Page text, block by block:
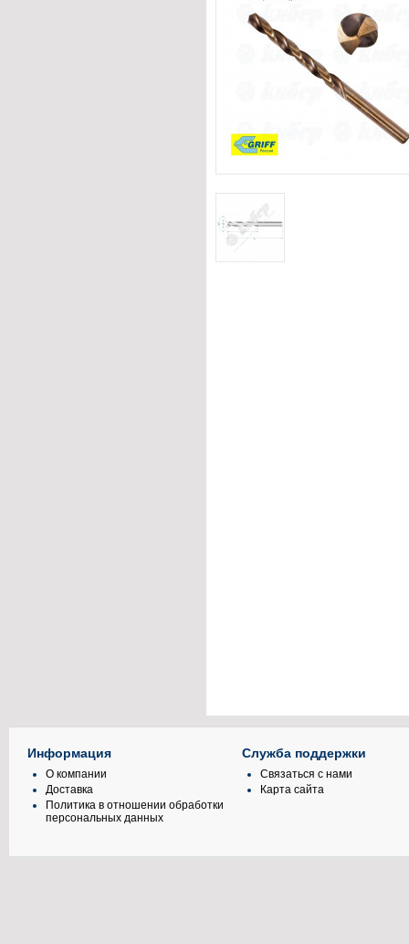
Информация
О компании
Доставка
Политика в отношении обработки
персональных данных
Служба поддержки
Связаться с нами
Карта сайта